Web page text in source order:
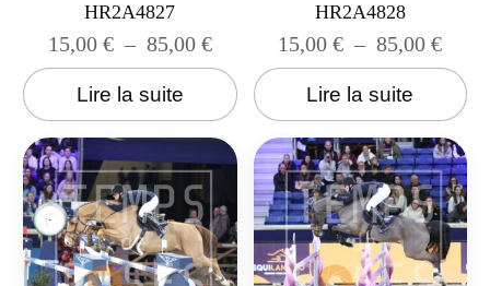
HR2A4827
15,00 € – 85,00 €
Lire la suite
HR2A4828
15,00€ – 85,00€
Lire la suite